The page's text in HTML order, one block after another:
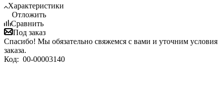
Характеристики
Отложить
Сравнить
Под заказ
Спасибо! Мы обязательно свяжемся с вами и уточним условия
заказа.
Код: 00-00003140